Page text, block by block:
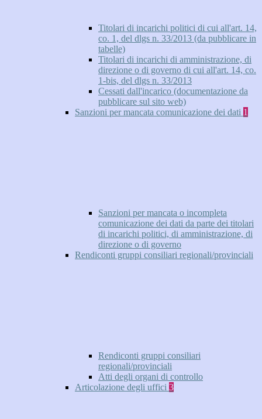
Titolari di incarichi politici di cui all'art. 14,
co. 1, del dlgs n. 33/2013 (da pubblicare in
tabelle)
Titolari di incarichi di amministrazione, di
direzione o di governo di cui all'art. 14, co.
1-bis, del dlgs n. 33/2013
Cessati dall'incarico (documentazione da
pubblicare sul sito web)
Sanzioni per mancata comunicazione dei dati 1
Sanzioni per mancata o incompleta
comunicazione dei dati da parte dei titolari
di incarichi politici, di amministrazione, di
direzione o di governo
Rendiconti gruppi consiliari regionali/provinciali
Rendiconti gruppi consiliari
regionali/provinciali
Atti degli organi di controllo
Articolazione degli uffici 3